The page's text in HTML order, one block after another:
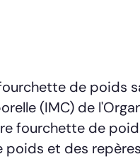
de poids
(IMC) de
fourchette de
poids et des